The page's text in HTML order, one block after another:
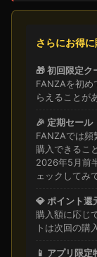
さらにお得
🎁 初回限定ク
FANZAを初め
らえることが
🎉 定期セール
FANZAでは頻
購入できるこ
2026年5月前
ェックしてみ
💎 ポイント還
購入額に応じ
トは次回の購
📱 アプリ限定